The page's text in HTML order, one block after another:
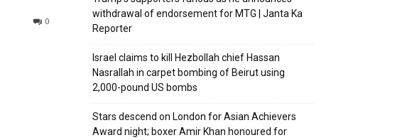
0
withdrawal of endorsement for MTG | Janta Ka
Reporter
Israel claims to kill Hezbollah chief Hassan
Nasrallah in carpet bombing of Beirut using
2,000-pound US bombs
Stars descend on London for Asian Achievers
Award night; boxer Amir Khan honoured for